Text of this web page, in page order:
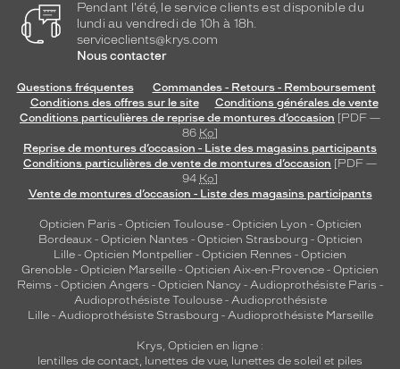
Pendant l'été, le service clients est disponible du
lundi au vendredi de 10h à 18h.
serviceclients@krys.com
Nous contacter
Questions fréquentes
Commandes - Retours - Remboursement
Conditions des offres sur le site
Conditions générales de vente
Conditions particulières de reprise de montures d’occasion [PDF —
86 Ko]
Reprise de montures d’occasion - Liste des magasins participants
Conditions particulières de vente de montures d’occasion [PDF —
94 Ko]
Vente de montures d’occasion - Liste des magasins participants
Opticien Paris - Opticien Toulouse- Opticien Lyon - Opticien
Bordeaux- Opticien Nantes - Opticien Strasbourg - Opticien
Lille - Opticien Montpellier - Opticien Rennes - Opticien
Grenoble - Opticien Marseille - Opticien Aix-en-Provence - Opticien
Reims - Opticien Angers - Opticien Nancy - Audioprothésiste Paris -
Audioprothésiste Toulouse- Audioprothésiste
Lille- Audioprothésiste Strasbourg - Audioprothésiste Marseille
Krys, Opticien en ligne :
lentilles de contact, lunettes de vue, lunettes de soleil et piles